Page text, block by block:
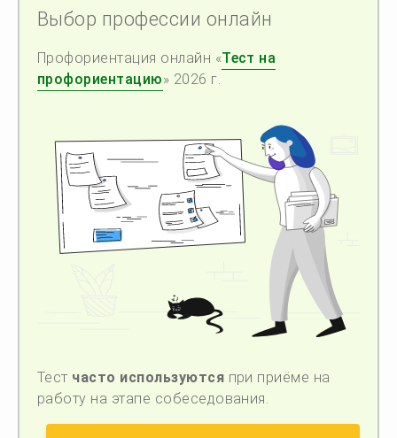
Выбор профессии онлайн
Профориентация онлайн «Тест на
профориентацию» 2026 г.
Тест часто используются при приёме на
работу на этапе собеседования.